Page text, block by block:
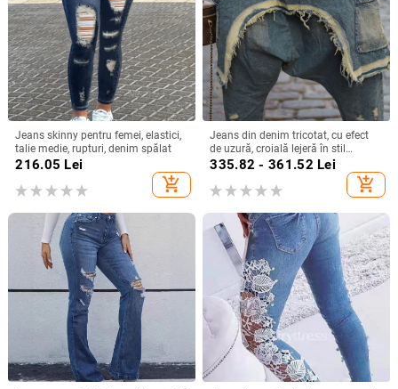
Jeans skinny pentru femei, elastici,
talie medie, rupturi, denim spălat
216.05 Lei
add_shopping_cart
Jeans din denim tricotat, cu efect
de uzură, croială lejeră în stil
hareem, talie înaltă
335.82 - 361.52 Lei
add_shopping_cart